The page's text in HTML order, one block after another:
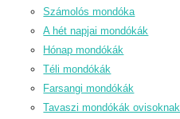
Számolós mondóka
A hét napjai mondókák
Hónap mondókák
Téli mondókák
Farsangi mondókák
Tavaszi mondókák ovisoknak